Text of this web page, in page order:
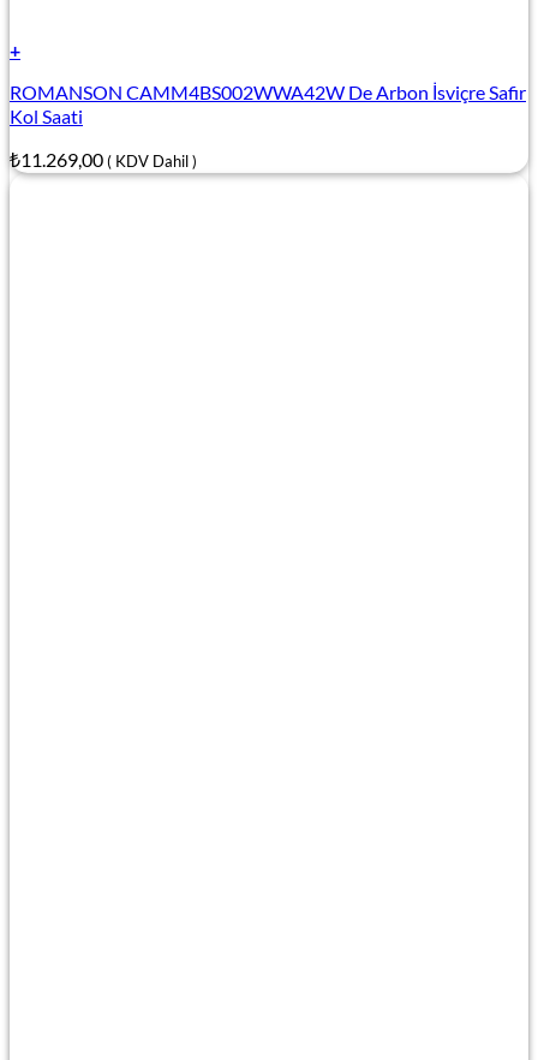
+
ROMANSON CAMM4BS002WWA42W De Arbon İsviçre Safir
Kol Saati
₺11.269,00( KDV Dahil )